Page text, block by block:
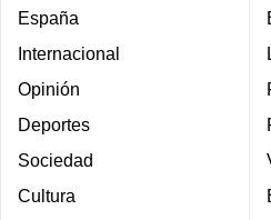
España
Internacional
Opinión
Deportes
Sociedad
Cultura